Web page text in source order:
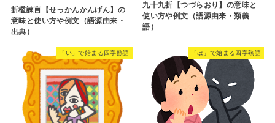
折檻諫言【せっかんかんげん】の
意味と使い方や例文（語源由来・
出典）
九十九折【つづらおり】の意味と
使い方や例文（語源由来・類義
語）
「い」で始まる四字熟語 「は」で始まる四字熟語